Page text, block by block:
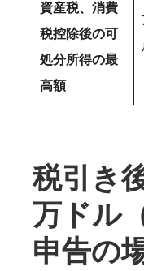
資産税、消費
税控除後の可
処分所得の最
高額
税引き
万ドル
申告の